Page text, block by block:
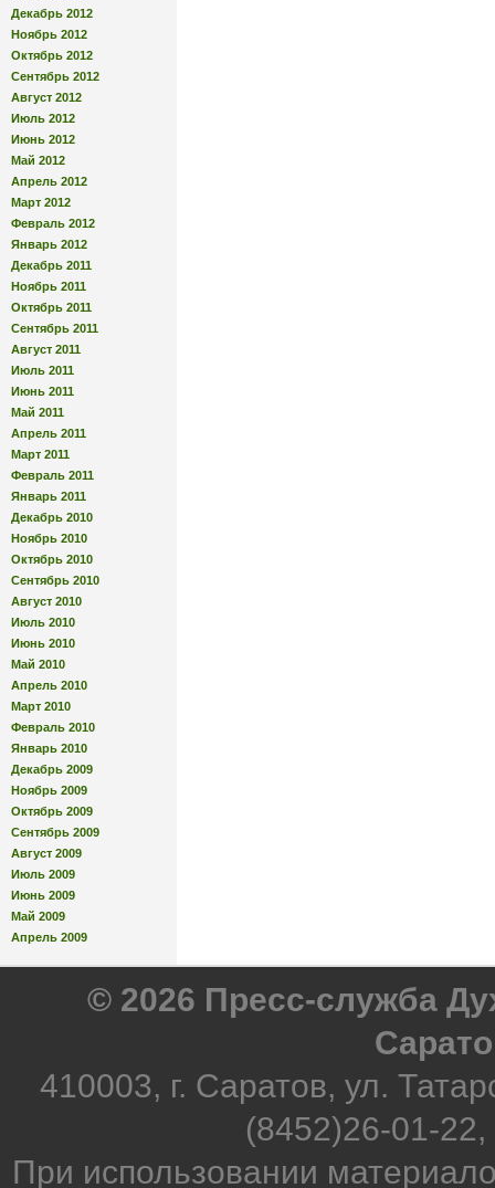
Декабрь 2012
Ноябрь 2012
Октябрь 2012
Сентябрь 2012
Август 2012
Июль 2012
Июнь 2012
Май 2012
Апрель 2012
Март 2012
Февраль 2012
Январь 2012
Декабрь 2011
Ноябрь 2011
Октябрь 2011
Сентябрь 2011
Август 2011
Июль 2011
Июнь 2011
Май 2011
Апрель 2011
Март 2011
Февраль 2011
Январь 2011
Декабрь 2010
Ноябрь 2010
Октябрь 2010
Сентябрь 2010
Август 2010
Июль 2010
Июнь 2010
Май 2010
Апрель 2010
Март 2010
Февраль 2010
Январь 2010
Декабрь 2009
Ноябрь 2009
Октябрь 2009
Сентябрь 2009
Август 2009
Июль 2009
Июнь 2009
Май 2009
Апрель 2009
© 2026 Пресс-служба
410003, г. Саратов, ул.
(8452)26-01-
При использовании